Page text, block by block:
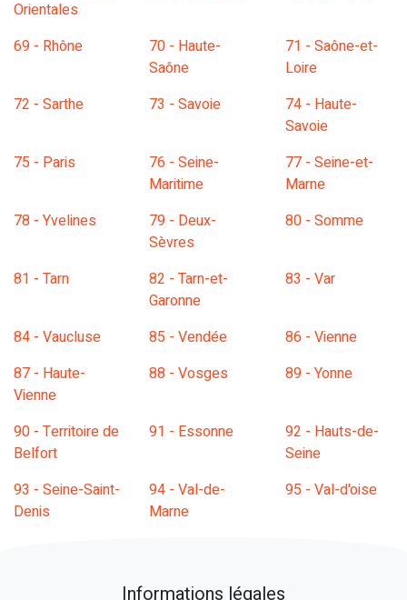
Orientales
69 - Rhône
70 - Haute-
Saône
71 - Saône-et-
Loire
72 - Sarthe
73 - Savoie
74 - Haute-
Savoie
75 - Paris
76 - Seine-
Maritime
77 - Seine-et-
Marne
78 - Yvelines
79 - Deux-
Sèvres
80 - Somme
81 - Tarn
82 - Tarn-et-
Garonne
83 - Var
84 - Vaucluse 85 - Vendée
86 - Vienne
87 - Haute-
Vienne
88 - Vosges 89 - Yonne
90 - Territoire de
Belfort
91 - Essonne
92 - Hauts-de-
Seine
93 - Seine-Saint-
Denis
94 - Val-de-
Marne
95 - Val-d'oise
Informations légales